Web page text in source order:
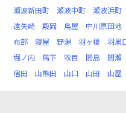
瀬波新田町
瀬波中町 瀬波浜町
遠矢崎
殿岡 鳥屋 中川原団地
布部
寝屋 野潟 羽ヶ榎 羽黒
堀ノ内
馬下 牧目 間島 間瀬
宿田
山熊田 山口 山田 山屋